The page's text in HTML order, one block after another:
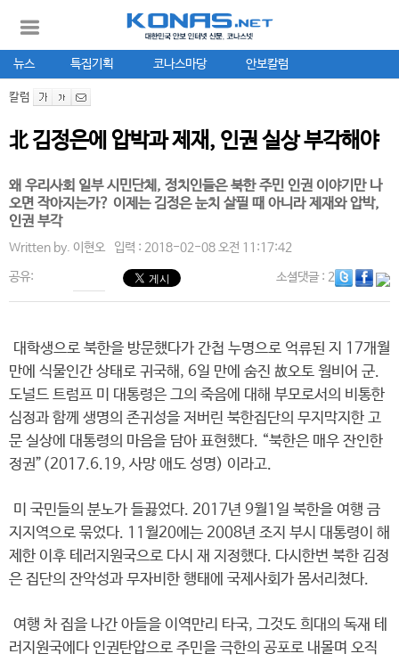
뉴스 특집기획 코나스마당 안보칼럼
칼럼
北 김정은에 압박과 제재, 인권 실상 부각해야
왜 우리사회 일부 시민단체, 정치인들은 북한 주민 인권 이야기만 나
오면 작아지는가? 이제는 김정은 눈치 살필 때 아니라 제재와 압박,
인권 부각
Written by. 이현오 입력 : 2018-02-08 오전 11:17:42
공유: 소셜댓글: 2
대학생으로 북한을 방문했다가 간첩 누명으로 억류된 지 17개월
만에 식물인간 상태로 귀국해, 6일 만에 숨진 故오토 웜비어 군.
도널드 트럼프 미 대통령은 그의 죽음에 대해 부모로서의 비통한
심정과 함께 생명의 존귀성을 저버린 북한집단의 무지막지한 고
문 실상에 대통령의 마음을 담아 표현했다. “북한은 매우 잔인한
정권”(2017.6.19, 사망 애도 성명) 이라고.
미 국민들의 분노가 들끓었다. 2017년 9월1일 북한을 여행 금
지지역으로 묶었다. 11월20에는 2008년 조지 부시 대통령이 해
제한 이후 테러지원국으로 다시 재 지정했다. 다시한번 북한 김정
은 집단의 잔악성과 무자비한 행태에 국제사회가 몸서리쳤다.
여행 차 집을 나간 아들을 이역만리 타국, 그것도 희대의 독재 테
러지원국에다 인권탄압으로 주민을 극한의 공포로 내몰며 오직